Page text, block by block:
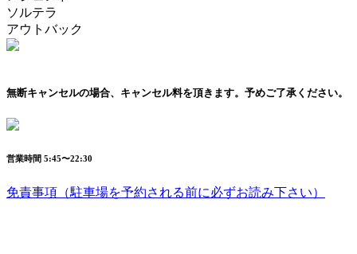
ソルテラ
アウトバック
無断キャンセルの場合、 キャンセル料を頂きます。 予めご了承ください。
営業時間 5:45〜22:30
免責事項 （駐車場を予約される前に必ずお読み下さい）